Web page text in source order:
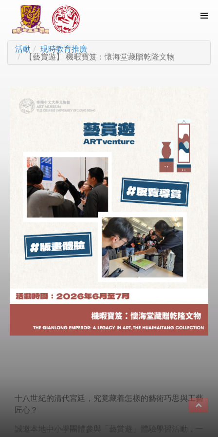
活動 現時教育推廣
【藝賞遊】 機暇寶笈：懷海堂藏贈乾隆文物
十八世紀的清代宮廷，究竟藏着怎樣的藝術巧思與工藝
匠心？
誠邀本地中小學團體參與「藝賞遊」體驗學習活動，一